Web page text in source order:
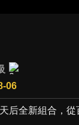
06
后全新組合，